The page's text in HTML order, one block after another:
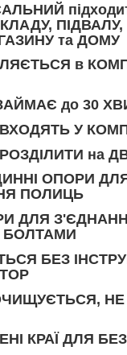
, ПІДВАЛУ,
та ДОМУ
в
до 30
У
на
ОПОРИ
ПОЛИЦЬ
ДЛЯ
БОЛТАМИ
БЕЗ
КРАЇ ДЛЯ